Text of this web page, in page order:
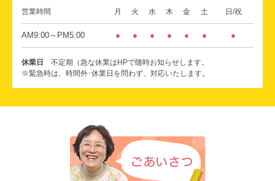
営業時間 月 火 水 木 金 土 日/祝
AM9:00～PM5:00 ● ● ● ● ● ● ●
休業日
不定期（急な休業はHPで随時お知らせします。
※緊急時は、時間外･休業日を問わず、対応いたします。